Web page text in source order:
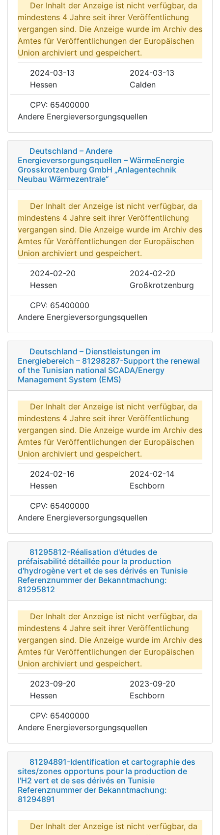
Der Inhalt der Anzeige ist nicht verfügbar, da
mindestens 4 Jahre seit ihrer Veröffentlichung
vergangen sind. Die Anzeige wurde im Archiv des
Amtes für Veröffentlichungen der Europäischen
Union archiviert und gespeichert.
2024-03-13
2024-03-13
Hessen
Calden
CPV: 65400000
Andere Energieversorgungsquellen
Deutschland – Andere
Energieversorgungsquellen – WärmeEnergie
Grosskrotzenburg GmbH „Anlagentechnik
Neubau Wärmezentrale“
Der Inhalt der Anzeige ist nicht verfügbar, da
mindestens 4 Jahre seit ihrer Veröffentlichung
vergangen sind. Die Anzeige wurde im Archiv des
Amtes für Veröffentlichungen der Europäischen
Union archiviert und gespeichert.
2024-02-20
2024-02-20
Hessen
Großkrotzenburg
CPV: 65400000
Andere Energieversorgungsquellen
Deutschland – Dienstleistungen im
Energiebereich – 81298287-Support the renewal
of the Tunisian national SCADA/Energy
Management System (EMS)
Der Inhalt der Anzeige ist nicht verfügbar, da
mindestens 4 Jahre seit ihrer Veröffentlichung
vergangen sind. Die Anzeige wurde im Archiv des
Amtes für Veröffentlichungen der Europäischen
Union archiviert und gespeichert.
2024-02-16
2024-02-14
Hessen
Eschborn
CPV: 65400000
Andere Energieversorgungsquellen
81295812-Réalisation d'études de
préfaisabilité détaillée pour la production
d'hydrogène vert et de ses dérivés en Tunisie
Referenznummer der Bekanntmachung:
81295812
Der Inhalt der Anzeige ist nicht verfügbar, da
mindestens 4 Jahre seit ihrer Veröffentlichung
vergangen sind. Die Anzeige wurde im Archiv des
Amtes für Veröffentlichungen der Europäischen
Union archiviert und gespeichert.
2023-09-20
2023-09-20
Hessen
Eschborn
CPV: 65400000
Andere Energieversorgungsquellen
81294891-Identification et cartographie des
sites/zones opportuns pour la production de
l'H2 vert et de ses dérivés en Tunisie
Referenznummer der Bekanntmachung:
81294891
Der Inhalt der Anzeige ist nicht verfügbar, da